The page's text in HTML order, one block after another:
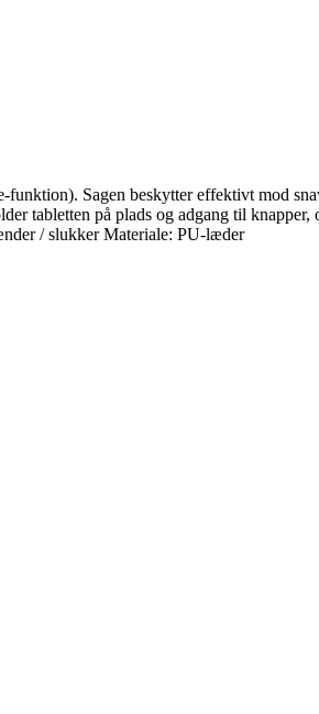
Sagen beskytter effektivt mod
tabletten på plads og adgang til
/ slukker Materiale: PU-læder